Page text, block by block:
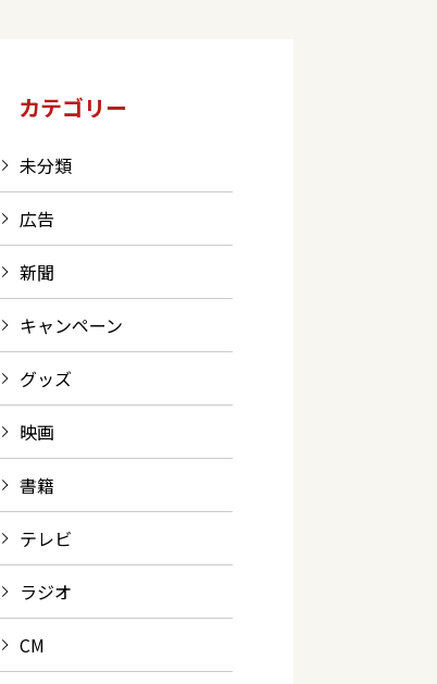
カテゴリー
未分類
広告
新聞
キャンペーン
グッズ
映画
書籍
テレビ
ラジオ
CM